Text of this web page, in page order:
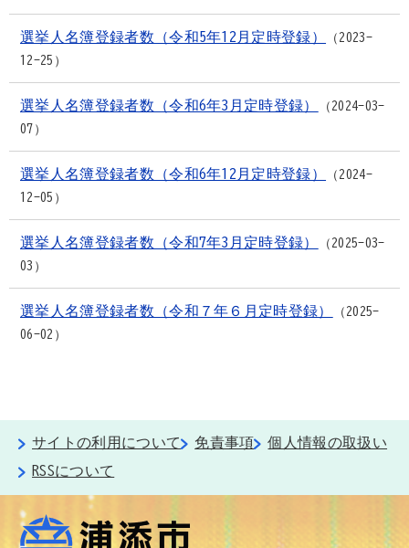
選挙人名簿登録者数（令和5年12月定時登録）
2023-
12-25
選挙人名簿登録者数（令和6年3月定時登録）
2024-03-
07
選挙人名簿登録者数（令和6年12月定時登録）
2024-
12-05
選挙人名簿登録者数（令和7年3月定時登録）
2025-03-
03
選挙人名簿登録者数（令和７年６月定時登録）
2025-
06-02
サイトの利用について 免責事項
個人情報の取扱い
RSSについて